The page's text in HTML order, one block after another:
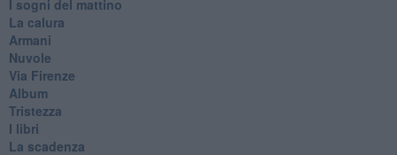
I sogni del mattino
La calura
Armani
Nuvole
Via Firenze
Album
Tristezza
I libri
La scadenza